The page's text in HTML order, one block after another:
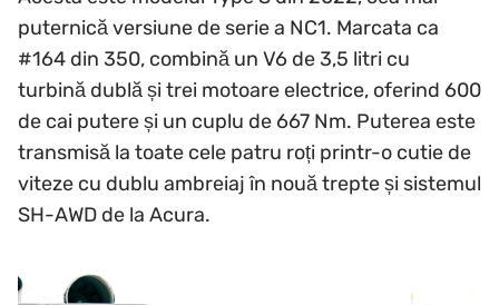
puternică versiune de serie a NC1. Marcata ca
#164 din 350, combină un V6 de 3,5 litri cu
turbină dublă și trei motoare electrice, oferind 600
de cai putere și un cuplu de 667 Nm. Puterea este
transmisă la toate cele patru roți printr-o cutie de
viteze cu dublu ambreiaj în nouă trepte și sistemul
SH-AWD de la Acura.